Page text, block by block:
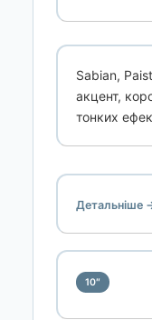
Sabian,
акцент,
тонких
Детальніше
10″